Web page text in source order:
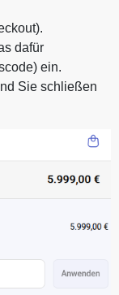
dafür
ein.
Sie schließen